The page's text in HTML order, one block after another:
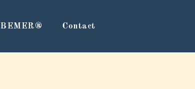
BEMER®️ Contact